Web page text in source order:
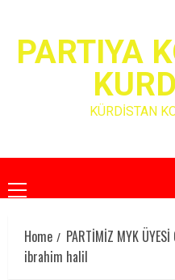
contentPARTIYA
KÜRDİSTAN
Primary
Menu
Home
PARTİMİZ MYK
ibrahim halil